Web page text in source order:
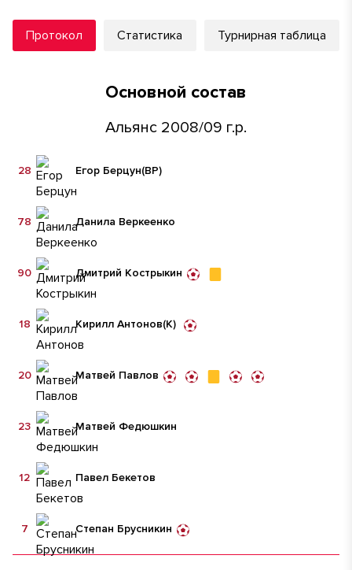
Протокол Статистика Турнирная таблица
Основной состав
Альянс 2008/09 г.р.
Егор Берцун(ВР)
28
Данила Веркеенко
78
Дмитрий Кострыкин
90
Кирилл Антонов(К)
18
Матвей Павлов
20
Матвей Федюшкин
23
Павел Бекетов
12
Степан Брусникин
7